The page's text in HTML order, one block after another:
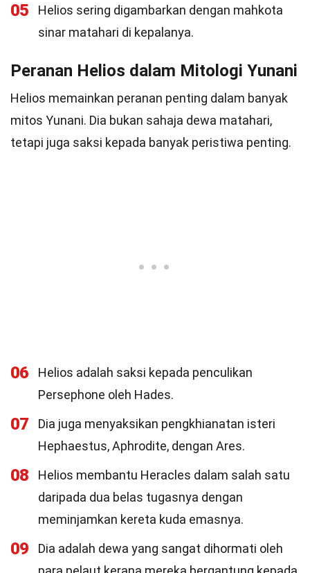
05
Helios sering digambarkan dengan mahkota
sinar matahari di kepalanya.
Peranan Helios dalam Mitologi Yunani
Helios memainkan peranan penting dalam banyak
mitos Yunani. Dia bukan sahaja dewa matahari,
tetapi juga saksi kepada banyak peristiwa penting.
06
Helios adalah saksi kepada penculikan
Persephone oleh Hades.
07
Dia juga menyaksikan pengkhianatan isteri
Hephaestus, Aphrodite, dengan Ares.
08
Helios membantu Heracles dalam salah satu
daripada dua belas tugasnya dengan
meminjamkan kereta kuda emasnya.
09
Dia adalah dewa yang sangat dihormati oleh